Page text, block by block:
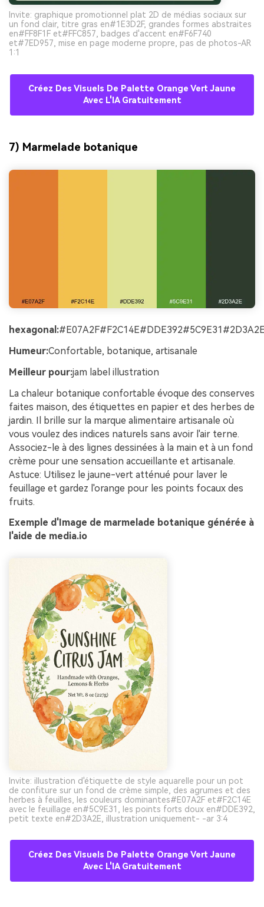
Invite: graphique promotionnel plat 2D de médias sociaux sur
un fond clair, titre gras en#1E3D2F, grandes formes abstraites
en#FF8F1F et#FFC857, badges d'accent en#F6F740
et#7ED957, mise en page moderne propre, pas de photos-AR
1:1
Créez Des Visuels De Palette Orange Vert Jaune
Avec L'IA Gratuitement
7) Marmelade botanique
hexagonal:
Humeur:Confortable, botanique, artisanale
Meilleur pour:jam label illustration
La chaleur botanique confortable évoque des conserves
faites maison, des étiquettes en papier et des herbes de
jardin. Il brille sur la marque alimentaire artisanale où
vous voulez des indices naturels sans avoir l'air terne.
Associez-le à des lignes dessinées à la main et à un fond
crème pour une sensation accueillante et artisanale.
Astuce: Utilisez le jaune-vert atténué pour laver le
feuillage et gardez l'orange pour les points focaux des
fruits.
Exemple d'Image de marmelade botanique générée à
l'aide de media.io
Invite: illustration d'étiquette de style aquarelle pour un pot
de confiture sur un fond de crème simple, des agrumes et des
herbes à feuilles, les couleurs dominantes#E07A2F et#F2C14E
avec le feuillage en#5C9E31, les points forts doux en#DDE392,
petit texte en#2D3A2E, illustration uniquement- -ar 3:4
Créez Des Visuels De Palette Orange Vert Jaune
Avec L'IA Gratuitement